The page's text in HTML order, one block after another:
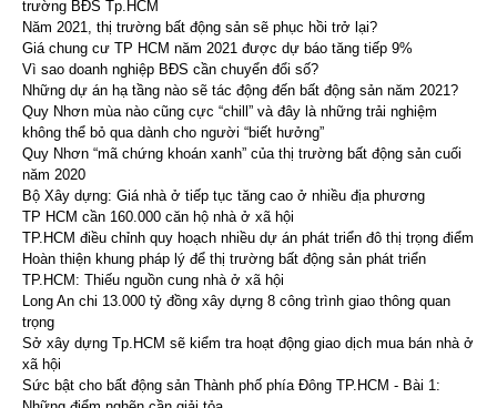
trường BĐS Tp.HCM
Năm 2021, thị trường bất động sản sẽ phục hồi trở lại?
Giá chung cư TP HCM năm 2021 được dự báo tăng tiếp 9%
Vì sao doanh nghiệp BĐS cần chuyển đổi số?
Những dự án hạ tầng nào sẽ tác động đến bất động sản năm 2021?
Quy Nhơn mùa nào cũng cực “chill” và đây là những trải nghiệm
không thể bỏ qua dành cho người “biết hưởng”
Quy Nhơn “mã chứng khoán xanh” của thị trường bất động sản cuối
năm 2020
Bộ Xây dựng: Giá nhà ở tiếp tục tăng cao ở nhiều địa phương
TP HCM cần 160.000 căn hộ nhà ở xã hội
TP.HCM điều chỉnh quy hoạch nhiều dự án phát triển đô thị trọng điểm
Hoàn thiện khung pháp lý để thị trường bất động sản phát triển
TP.HCM: Thiếu nguồn cung nhà ở xã hội
Long An chi 13.000 tỷ đồng xây dựng 8 công trình giao thông quan
trọng
Sở xây dựng Tp.HCM sẽ kiểm tra hoạt động giao dịch mua bán nhà ở
xã hội
Sức bật cho bất động sản Thành phố phía Đông TP.HCM - Bài 1: